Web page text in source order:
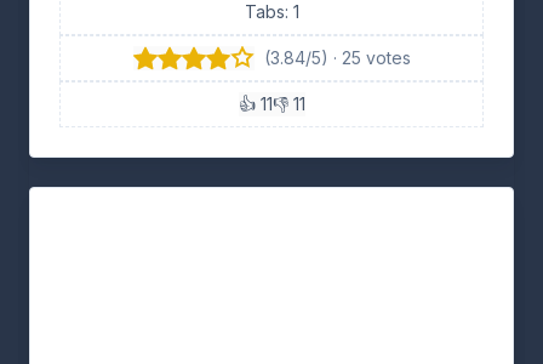
Tabs: 1
(3.84/5) · 25 votes
👍 11👎 11